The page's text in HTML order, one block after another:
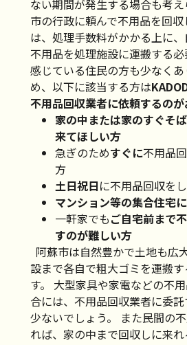
ない期間が発生する場合も考
市の行政に頼んで不用品を回
は、処理手数料がかかる上に
不用品を処理施設に運搬する
感じている住民の方も少なく
め、以下に該当する方は
不用品回収業者に依頼するの
家の中または家のすぐそ
来てほしい方
急ぎのためすぐに不用品
方
土日祝日に不用品回収を
マンション等の集合住宅
一軒家でもご自宅前まで
すのが難しい方
阿蘇市は自然豊かで土地も広
設まで各自で粗大ゴミを運搬
す。 大型家具や家電などの不
合には、不用品回収業者に委
少ないでしょう。 また民間の
れば、家の中まで回収しに来